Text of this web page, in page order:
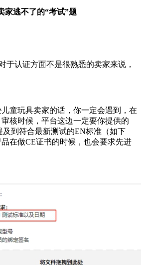
家逃不了的“考试”题
于认证方面不是很熟悉的卖家来说，
童玩具卖家的话，你一定会遇到，在
核时候，平台这边一定要你提供的
到符合最新测试的EN标准（如下
在做CE证书的时候，也会要求先进